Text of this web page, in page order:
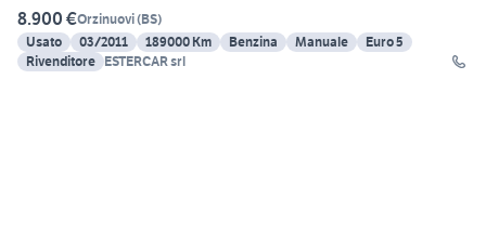
8.900 €Orzinuovi(BS)
Usato
03/2011 189000 Km Benzina Manuale
Euro 5
Rivenditore ESTERCAR srl